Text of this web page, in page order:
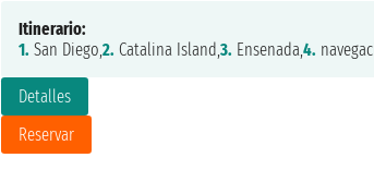
Detalles
Reservar
Itinerario:
1. San Diego,2. Catalina Island,3. Ensenada,4.